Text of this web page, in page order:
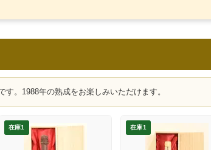
。1988年の熟成をお楽しみいただけます。
在庫1 在庫1